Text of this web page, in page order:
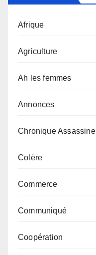
Afrique
Agriculture
Ah les femmes
Annonces
Chronique Assassine
Colère
Commerce
Communiqué
Coopération